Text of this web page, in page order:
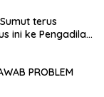
terus
ini ke Pengadilan
PROBLEM